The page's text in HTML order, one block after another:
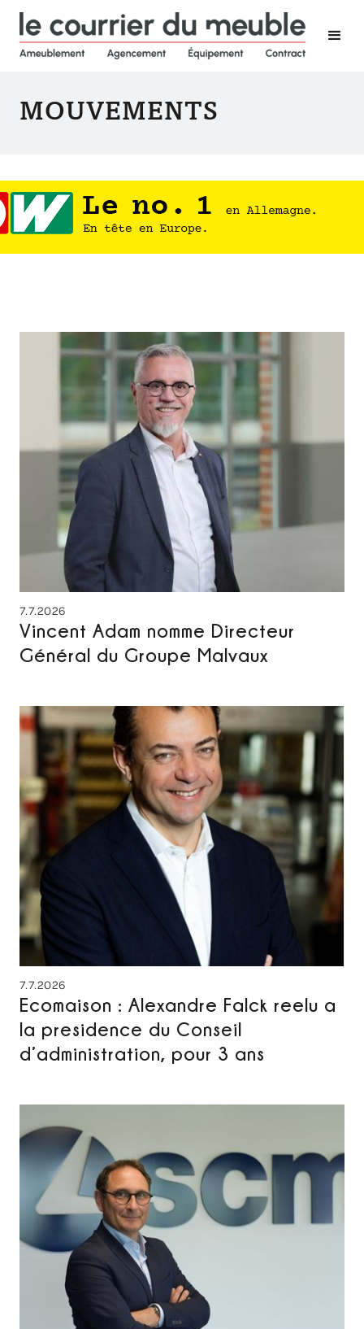
MOUVEMENTS
7.7.2026
Vincent Adam nomme Directeur
Général du Groupe Malvaux
7.7.2026
Ecomaison : Alexandre Falck reelu a
la presidence du Conseil
d’administration, pour 3 ans